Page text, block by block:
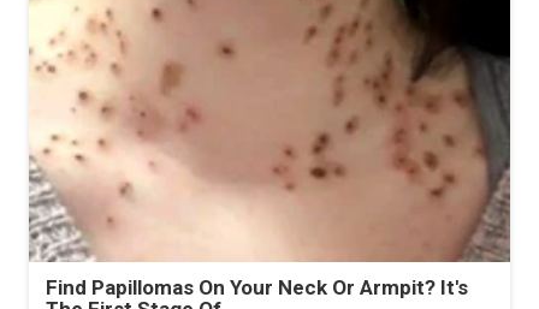
Find Papillomas On Your Neck Or Armpit? It's